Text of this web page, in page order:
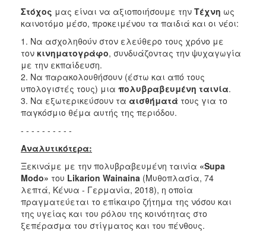
2011
2010
2006
ΤΟΠΟΣ
ΠΟΛΙΤΙΣΜΟΣ
ΑΝΘΕΚΤΙΚΗ
ΠΟΛΗ
Στόχος μας είναι να αξιοποιήσουμε την Τέχνη ως
καινοτόμο μέσο, προκειμένου τα παιδιά και οι νέοι:
1. Να ασχοληθούν στον ελεύθερο τους χρόνο με
τον κινηματογράφο, συνδυάζοντας την ψυχαγωγία
με την εκπαίδευση.
2. Να παρακολουθήσουν (έστω και από τους
υπολογιστές τους) μια πολυβραβευμένη ταινία.
3. Να εξωτερικεύσουν τα αισθήματά τους για το
παγκόσμιο θέμα αυτής της περιόδου.
- - - - - - - - - -
Αναλυτικότερα:
Ξεκινάμε με την πολυβραβευμένη ταινία «Supa
Modo» του Likarion Wainaina (Μυθοπλασία, 74
λεπτά, Κένυα - Γερμανία, 2018), η οποία
πραγματεύεται το επίκαιρο ζήτημα της νόσου και
της υγείας και του ρόλου της κοινότητας στο
ξεπέρασμα του στίγματος και του πένθους.